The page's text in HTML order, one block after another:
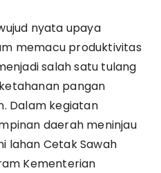
nyata upaya
memacu produktivitas
salah satu tulang
pangan
Dalam kegiatan
daerah meninjau
lahan Cetak Sawah
Kementerian